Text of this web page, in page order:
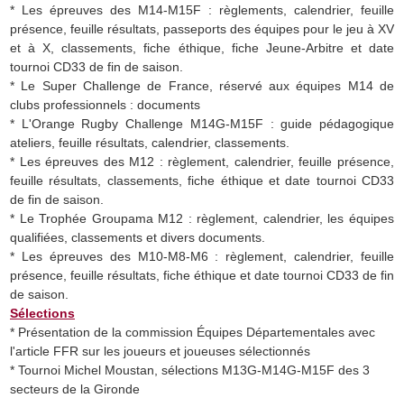
* Les épreuves des M14-M15F : règlements, calendrier, feuille
présence, feuille résultats, passeports des équipes pour le jeu à XV
et à X, classements, fiche éthique, fiche Jeune-Arbitre et date
tournoi CD33 de fin de saison.
* Le Super Challenge de France, réservé aux équipes M14 de
clubs professionnels : documents
* L'Orange Rugby Challenge M14G-M15F : guide pédagogique
ateliers, feuille résultats, calendrier, classements.
* Les épreuves des M12 : règlement, calendrier, feuille présence,
feuille résultats, classements, fiche éthique et date tournoi CD33
de fin de saison.
* Le Trophée Groupama M12 : règlement, calendrier, les équipes
qualifiées, classements et divers documents.
* Les épreuves des M10-M8-M6 : règlement, calendrier, feuille
présence, feuille résultats, fiche éthique et date tournoi CD33 de fin
de saison.
Sélections
* Présentation de la commission Équipes Départementales avec
l'article FFR sur les joueurs et joueuses sélectionnés
* Tournoi Michel Moustan, sélections M13G-M14G-M15F des 3
secteurs de la Gironde